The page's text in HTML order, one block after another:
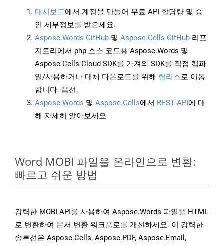
대시보드에서 계정을 만들어 무료 API 할당량 및 승
인 세부정보를 받으세요.
Aspose.Words GitHub 및 Aspose.Cells GitHub 리포
지토리에서 php 소스 코드용 Aspose.Words 및
Aspose.Cells Cloud SDK를 가져와 SDK를 직접 컴파
일/사용하거나 대체 다운로드를 위해 릴리스로 이동
합니다. 옵션.
Aspose.Words 및 Aspose.Cells에서 REST API에 대
해 자세히 알아보세요.
Word MOBI 파일을 온라인으로 변환:
빠르고 쉬운 방법
강력한 MOBI API를 사용하여 Aspose.Words 파일을 HTML
로 변환하여 문서 변환 워크플로를 개선하세요. 이 강력한
솔루션은 Aspose.Cells, Aspose.PDF, Aspose.Email,